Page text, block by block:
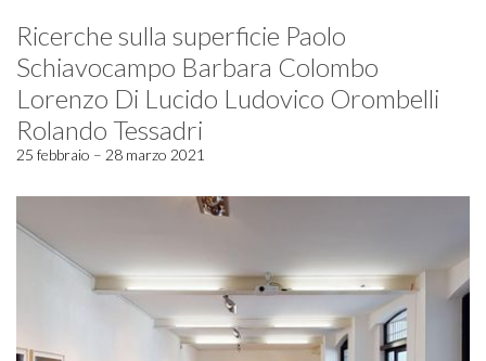
Ricerche sulla superficie Paolo
Schiavocampo Barbara Colombo
Lorenzo Di Lucido Ludovico Orombelli
Rolando Tessadri
25 febbraio – 28 marzo 2021